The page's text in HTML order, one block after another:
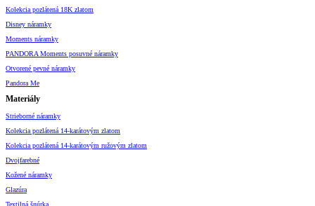
Kolekcia pozlátená 18K zlatom
Disney náramky
Moments náramky
PANDORA Moments posuvné náramky
Otvorené pevné náramky
Pandora Me
Materiály
Strieborné náramky
Kolekcia pozlátená 14-karátovým zlatom
Kolekcia pozlátená 14-karátovým ružovým zlatom
Dvojfarebné
Kožené náramky
Glazúra
Textilná šnúrka